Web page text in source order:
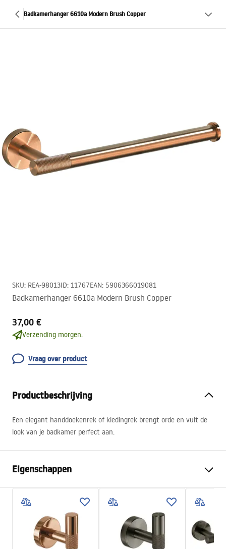
Badkamerhanger 6610a Modern Brush Copper
SKU: REA-98013ID: 11767EAN: 5906366019081
Badkamerhanger 6610a Modern Brush Copper
37,00 €
Verzending morgen.
Vraag over product
Productbeschrijving
Een elegant handdoekenrek of kledingrek brengt orde en vult de
look van je badkamer perfect aan.
Eigenschappen
Montagewijze
Geschroefd
Breedte
265 mm